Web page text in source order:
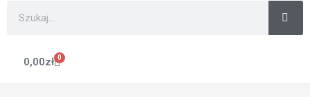
0,00zł 0